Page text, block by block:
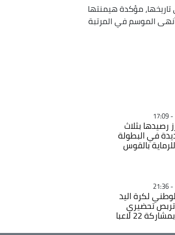
تاريخها، مؤكدة هيمنتها
أنهى الموسم في المرتبة
رصيدها بثلاث
في البطولة
بالقوس
لكرة اليد
تحضيري
22 لاعبا